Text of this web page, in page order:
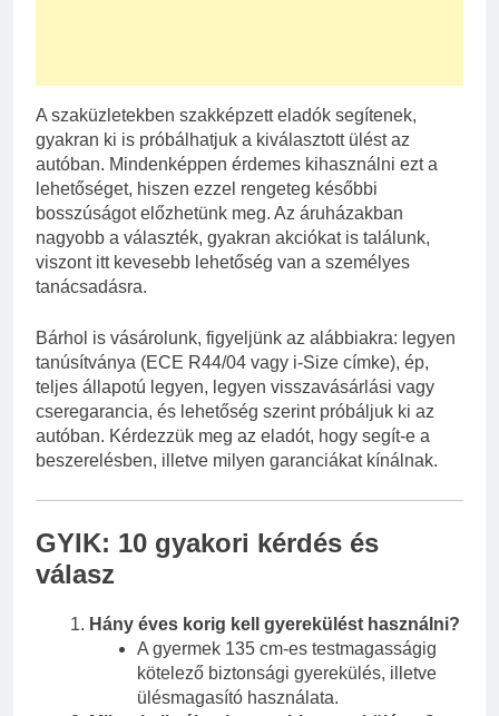
A szaküzletekben szakképzett eladók segítenek,
gyakran ki is próbálhatjuk a kiválasztott ülést az
autóban. Mindenképpen érdemes kihasználni ezt a
lehetőséget, hiszen ezzel rengeteg későbbi
bosszúságot előzhetünk meg. Az áruházakban
nagyobb a választék, gyakran akciókat is találunk,
viszont itt kevesebb lehetőség van a személyes
tanácsadásra.
Bárhol is vásárolunk, figyeljünk az alábbiakra: legyen
tanúsítványa (ECE R44/04 vagy i-Size címke), ép,
teljes állapotú legyen, legyen visszavásárlási vagy
cseregarancia, és lehetőség szerint próbáljuk ki az
autóban. Kérdezzük meg az eladót, hogy segít-e a
beszerelésben, illetve milyen garanciákat kínálnak.
GYIK: 10 gyakori kérdés és
válasz
Hány éves korig kell gyerekülést használni?
A gyermek 135 cm-es testmagasságig
kötelező biztonsági gyerekülés, illetve
ülésmagasító használata.